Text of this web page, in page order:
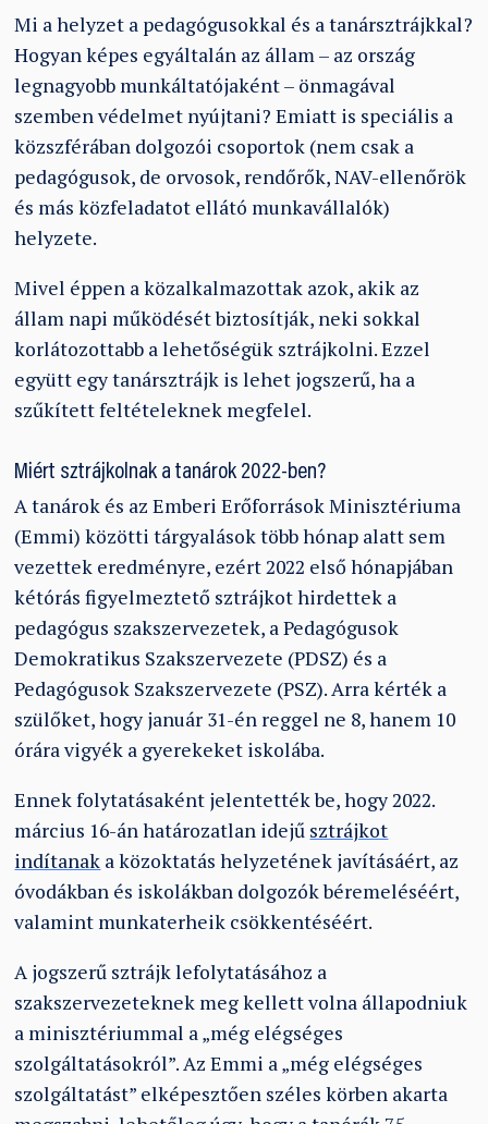
Mi a helyzet a pedagógusokkal és a tanársztrájkkal?
Hogyan képes egyáltalán az állam – az ország
legnagyobb munkáltatójaként – önmagával
szemben védelmet nyújtani? Emiatt is speciális a
közszférában dolgozói csoportok (nem csak a
pedagógusok, de orvosok, rendőrők, NAV-ellenőrök
és más közfeladatot ellátó munkavállalók)
helyzete.
Mivel éppen a közalkalmazottak azok, akik az
állam napi működését biztosítják, neki sokkal
korlátozottabb a lehetőségük sztrájkolni. Ezzel
együtt egy tanársztrájk is lehet jogszerű, ha a
szűkített feltételeknek megfelel.
Miért sztrájkolnak a tanárok 2022-ben?
A tanárok és az Emberi Erőforrások Minisztériuma
(Emmi) közötti tárgyalások több hónap alatt sem
vezettek eredményre, ezért 2022 első hónapjában
kétórás figyelmeztető sztrájkot hirdettek a
pedagógus szakszervezetek, a Pedagógusok
Demokratikus Szakszervezete (PDSZ) és a
Pedagógusok Szakszervezete (PSZ). Arra kérték a
szülőket, hogy január 31-én reggel ne 8, hanem 10
órára vigyék a gyerekeket iskolába.
Ennek folytatásaként jelentették be, hogy 2022.
március 16-án határozatlan idejű sztrájkot
indítanak a közoktatás helyzetének javításáért, az
óvodákban és iskolákban dolgozók béremeléséért,
valamint munkaterheik csökkentéséért.
A jogszerű sztrájk lefolytatásához a
szakszervezeteknek meg kellett volna állapodniuk
a minisztériummal a „még elégséges
szolgáltatásokról”. Az Emmi a „még elégséges
szolgáltatást” elképesztően széles körben akarta